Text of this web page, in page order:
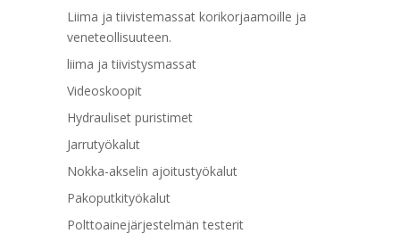
Liima ja tiivistemassat korikorjaamoille ja
veneteollisuuteen.
liima ja tiivistysmassat
Videoskoopit
Hydrauliset puristimet
Jarrutyökalut
Nokka-akselin ajoitustyökalut
Pakoputkityökalut
Polttoainejärjestelmän testerit